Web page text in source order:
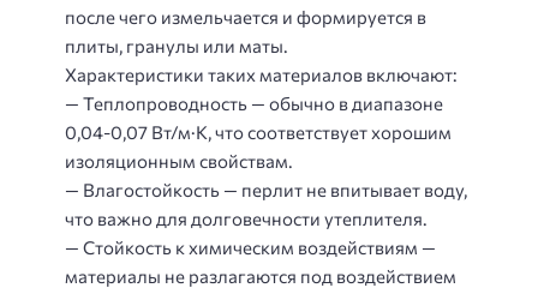
после чего измельчается и формируется в
плиты, гранулы или маты.
Характеристики таких материалов включают:
— Теплопроводность — обычно в диапазоне
0,04-0,07 Вт/м·К, что соответствует хорошим
изоляционным свойствам.
— Влагостойкость — перлит не впитывает воду,
что важно для долговечности утеплителя.
— Стойкость к химическим воздействиям —
материалы не разлагаются под воздействием